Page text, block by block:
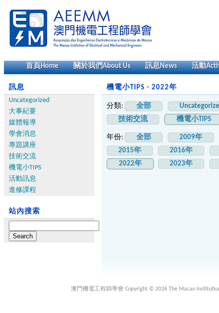
首頁Home 關於我們About Us 訊息News 活動
訊息
Uncategorized
大事紀要
媒體報導
學會消息
專題講座
技術交流
機電小TIPS
活動訊息
進修課程
站內搜索
for:
機電小TIPS - 2022年
分類: 全部
技術交流
機電小TIPS
年份: 全部
2009年
2015年
2016年
2022年
2023年
澳門機電工程師學會 Copyright © 2026 The Macao